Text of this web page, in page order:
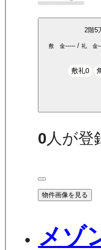
2階5
敷 金----- / 礼 金
敷礼0
0人が登
物件画像を見る
メゾ